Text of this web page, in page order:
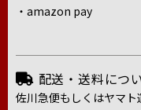
・amazon pay
配送・送料につ
佐川急便もしくはヤマト